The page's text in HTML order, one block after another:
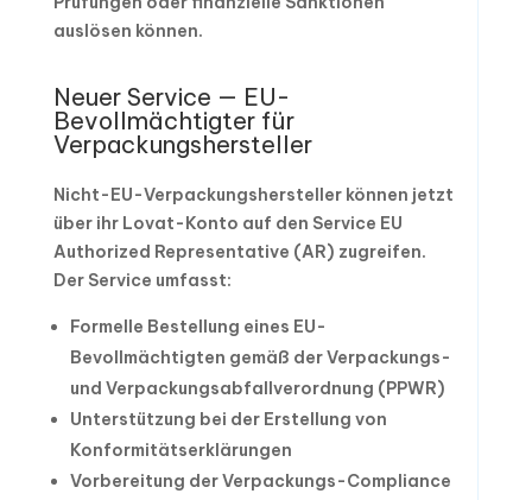
auslösen können.
Neuer Service — EU-
Bevollmächtigter für
Verpackungshersteller
Nicht-EU-Verpackungshersteller können jetzt
über ihr Lovat-Konto auf den Service EU
Authorized Representative (AR) zugreifen.
Der Service umfasst:
Formelle Bestellung eines EU-
Bevollmächtigten gemäß der Verpackungs-
und Verpackungsabfallverordnung (PPWR)
Unterstützung bei der Erstellung von
Konformitätserklärungen
Vorbereitung der Verpackungs-Compliance